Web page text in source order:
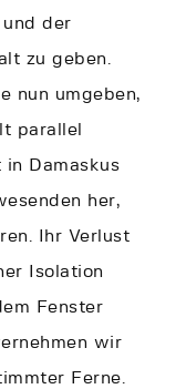
der
zu geben.
nun umgeben,
parallel
Damaskus
her,
Ihr Verlust
Isolation
Fenster
wir
Ferne.